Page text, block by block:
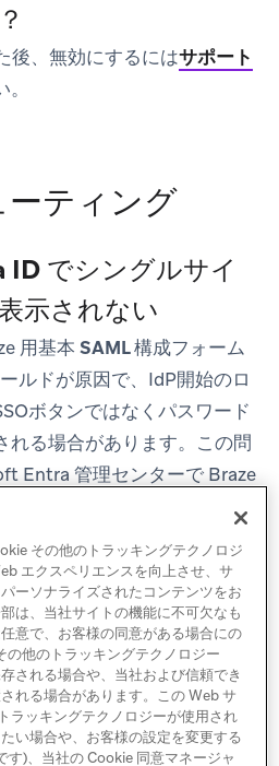
後、無効にするにはサポート
ーティング
でシングルサイ
示されない
用基本 SAML 構成フォーム
ルドが原因で、IdP開始のロ
ボタンではなくパスワード
れる場合があります。この問
Entra 管理センターで Braze
フィールドを空白のま
ア 次へ Microsoft Entra SSO
その他のトラッキングテクノロジ
エクスペリエンスを向上させ、サ
ーソナライズされたコンテンツをお
は、当社サイトの機能に不可欠なも
意で、お客様の同意がある場合にの
他のトラッキングテクノロジー
される場合や、当社および信頼でき
れる場合があります。この Web サ
ラッキングテクノロジーが使用され
い場合や、お客様の設定を変更する
す)、当社の Cookie 同意マネージャ